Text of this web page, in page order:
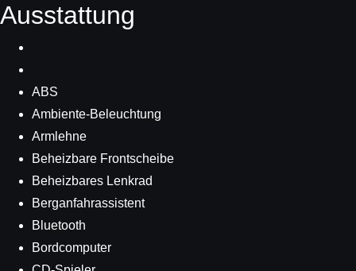
Ausstattung
ABS
Ambiente-Beleuchtung
Armlehne
Beheizbare Frontscheibe
Beheizbares Lenkrad
Berganfahrassistent
Bluetooth
Bordcomputer